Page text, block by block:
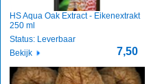
HS Aqua Oak Extract - Eikenextrakt
250 ml
7,50
Status: Leverbaar
Bekijk